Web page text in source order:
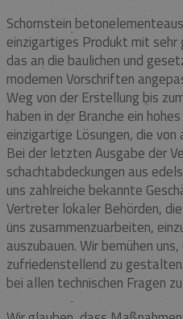
Schornstein
einzigartiges Produkt mit
das an die baulichen und
modernen Vorschriften
Weg von der Erstellung bis
haben in der Branche ein
einzigartige Lösungen, die
Bei der letzten Ausgabe der
schachtabdeckungen aus
uns zahlreiche bekannte
Vertreter lokaler Behörden,
uns zusammenzuarbeiten,
auszubauen. Wir bemühen
zufriedenstellend zu
bei allen technischen Fragen